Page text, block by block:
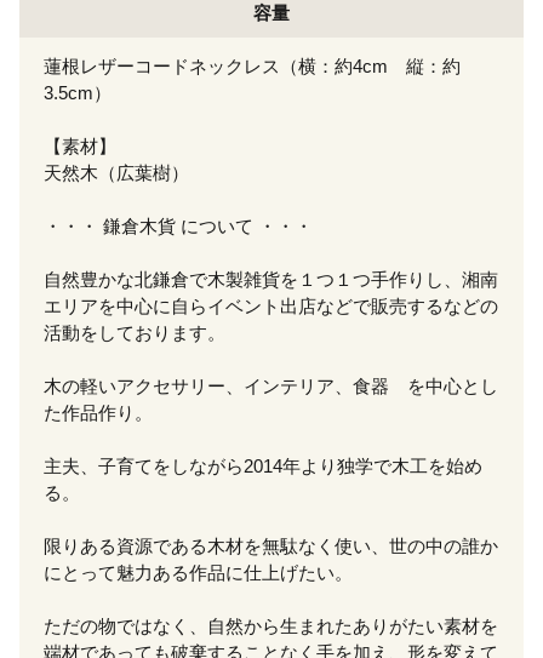
容量
蓮根レザーコードネックレス（横：約4cm 縦：約
3.5cm）
【素材】
天然木（広葉樹）
・・・ 鎌倉木貨 について ・・・
自然豊かな北鎌倉で木製雑貨を１つ１つ手作りし、湘南
エリアを中心に自らイベント出店などで販売するなどの
活動をしております。
木の軽いアクセサリー、インテリア、食器 を中心とし
た作品作り。
主夫、子育てをしながら2014年より独学で木工を始め
る。
限りある資源である木材を無駄なく使い、世の中の誰か
にとって魅力ある作品に仕上げたい。
ただの物ではなく、自然から生まれたありがたい素材を
端材であっても破棄することなく手を加え、形を変えて